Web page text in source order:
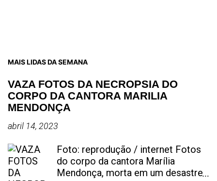
MAIS LIDAS DA SEMANA
VAZA FOTOS DA NECROPSIA DO
CORPO DA CANTORA MARILIA
MENDONÇA
abril 14, 2023
Foto: reprodução / internet Fotos
do corpo da cantora Marília
Mendonça, morta em um desastre